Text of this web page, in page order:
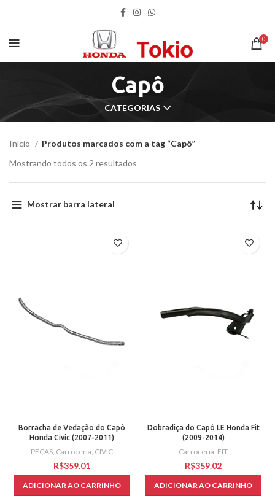
0
Capô
CATEGORIAS
Início
Produtos marcados com a tag “Capô”
Mostrando todos os 2 resultados
Mostrar barra lateral
Borracha de Vedação do Capô
Honda Civic (2007-2011)
PEÇAS, Carroceria, CIVIC
R$
ADICIONAR AO CARRINHO
Dobradiça do Capô LE Honda Fit
(2009-2014)
Carroceria, FIT
R$
ADICIONAR AO CARRINHO